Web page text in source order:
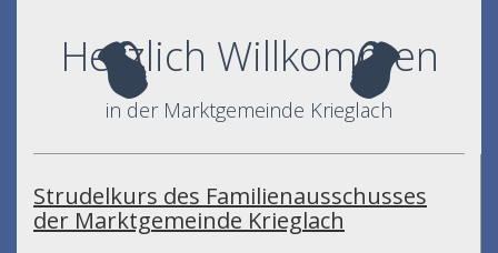
Herzlich Willkommen
in der Marktgemeinde Krieglach
Strudelkurs des Familienausschusses
der Marktgemeinde Krieglach